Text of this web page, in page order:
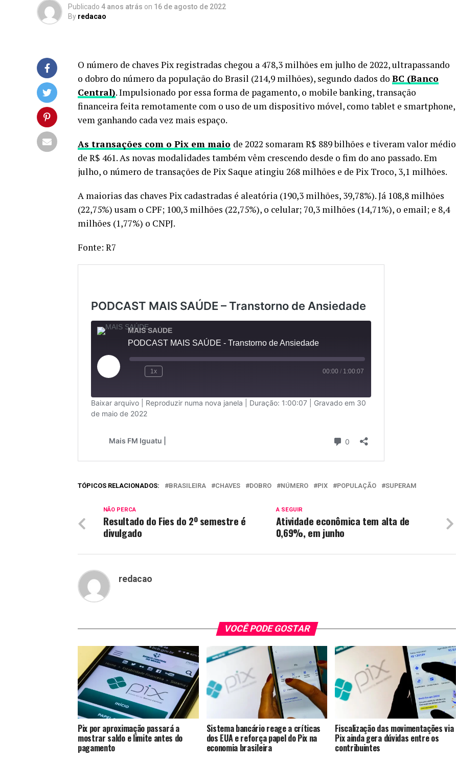
Publicado 4 anos atrás on 16 de agosto de 2022
By redacao
O número de chaves Pix registradas chegou a 478,3 milhões em julho de 2022, ultrapassando
o dobro do número da população do Brasil (214,9 milhões), segundo dados do BC (Banco
Central). Impulsionado por essa forma de pagamento, o mobile banking, transação
financeira feita remotamente com o uso de um dispositivo móvel, como tablet e smartphone,
vem ganhando cada vez mais espaço.
As transações com o Pix em maio de 2022 somaram R$ 889 bilhões e tiveram valor médio
de R$ 461. As novas modalidades também vêm crescendo desde o fim do ano passado. Em
julho, o número de transações de Pix Saque atingiu 268 milhões e de Pix Troco, 3,1 milhões.
A maiorias das chaves Pix cadastradas é aleatória (190,3 milhões, 39,78%). Já 108,8 milhões
(22,75%) usam o CPF; 100,3 milhões (22,75%), o celular; 70,3 milhões (14,71%), o email; e 8,4
milhões (1,77%) o CNPJ.
Fonte: R7
TÓPICOS RELACIONADOS: BRASILEIRA CHAVES DOBRO NÚMERO PIX POPULAÇÃO SUPERAM
A SEGUIR
Atividade econômica tem alta de
0,69%, em junho
NÃO PERCA
Resultado do Fies do 2º semestre é
divulgado
redacao
VOCÊ PODE GOSTAR
Pix por aproximação passará a
mostrar saldo e limite antes do
pagamento
Sistema bancário reage a críticas
dos EUA e reforça papel do Pix na
economia brasileira
Fiscalização das movimentações via
Pix ainda gera dúvidas entre os
contribuintes